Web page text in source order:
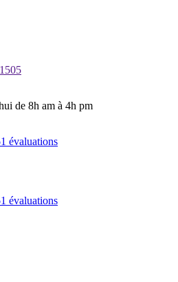
de 8h am à 4h pm
évaluations
évaluations